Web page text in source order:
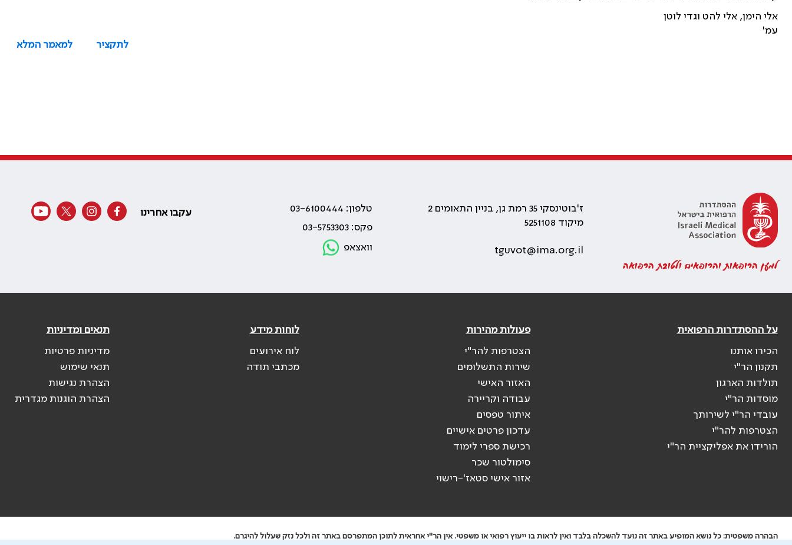
אלי הימן, אלי להט וגדי לוטן
עמ'
לתקציר
למאמר המלא
למען הרופאות והרופאים ולטובת הרפואה
ז'בוטינסקי 35 רמת גן, בניין התאומים 2
מיקוד 5251108
tguvot@ima.org.il
טלפון: 03-6100444
פקס: 03-5753303
וואצאפ
עקבו אחרינו
על ההסתדרות הרפואית
הכירו אותנו
תקנון הר"י
תולדות הארגון
מוסדות הר"י
עובדי הר"י לשירותך
הצטרפות להר"י
הורידו את אפליקציית הר"י
פעולות מהירות
הצטרפות להר"י
שירות התשלומים
האזור האישי
עבודה וקריירה
איתור טפסים
עדכון פרטים אישיים
רכישת ספרי לימוד
סימולטור שכר
אזור אישי סטאז'-רישוי
לוחות מידע
לוח אירועים
מכתבי תודה
תנאים ומדיניות
מדיניות פרטיות
תנאי שימוש
הצהרת נגישות
הצהרת הוגנות מגדרית
הבהרה משפטית: כל נושא המופיע באתר זה נועד להשכלה בלבד ואין לראות בו ייעוץ רפואי או משפטי. אין הר"י אחראית לתוכן המתפרסם באתר זה ולכל נזק שעלול להיגרם.